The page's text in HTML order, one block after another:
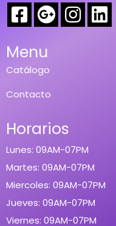
Menu
Catálogo
Contacto
Horarios
Lunes: 09AM-07PM
Martes: 09AM-07PM
Miercoles: 09AM-07PM
Jueves: 09AM-07PM
Viernes: 09AM-07PM